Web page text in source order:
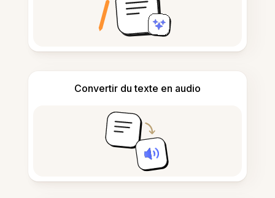
Convertir du texte en audio